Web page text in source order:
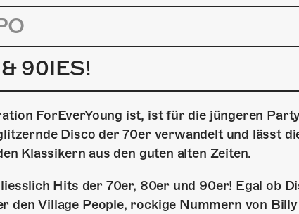
90IES!
ForEverYoung ist, ist für die jüngeren
Disco der 70er verwandelt und lässt
Klassikern aus den guten alten Zeiten.
Hits der 70er, 80er und 90er! Egal ob
den Village People, rockige Nummern von